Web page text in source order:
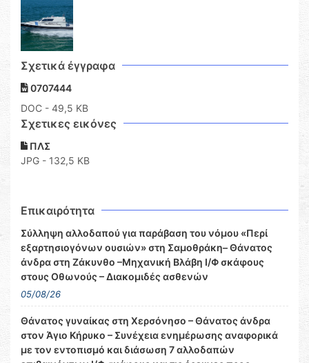
Σχετικά έγγραφα
0707444
DOC - 49,5 KB
Σχετικες εικόνες
ΠΛΣ
JPG - 132,5 KB
Επικαιρότητα
Σύλληψη αλλοδαπού για παράβαση του νόμου «Περί
εξαρτησιογόνων ουσιών» στη Σαμοθράκη– Θάνατος
άνδρα στη Ζάκυνθο –Μηχανική Βλάβη Ι/Φ σκάφους
στους Οθωνούς – Διακομιδές ασθενών
05/08/26
Θάνατος γυναίκας στη Χερσόνησο – Θάνατος άνδρα
στον Άγιο Κήρυκο – Συνέχεια ενημέρωσης αναφορικά
με τον εντοπισμό και διάσωση 7 αλλοδαπών